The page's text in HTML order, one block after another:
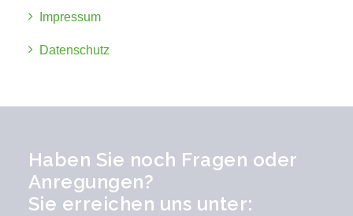
Impressum
Datenschutz
Haben Sie noch Fragen oder
Anregungen?
Sie erreichen uns unter: